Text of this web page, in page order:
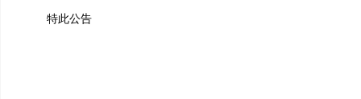
特此公告